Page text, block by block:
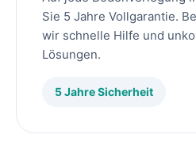
Sie 5 Jahre Vollgarantie.
wir schnelle Hilfe und
Lösungen.
5 Jahre Sicherheit